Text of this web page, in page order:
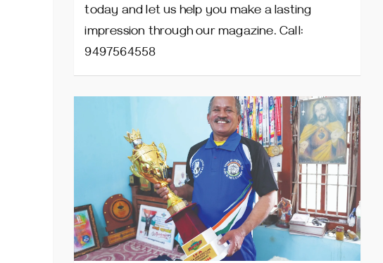
today and let us help you make a lasting
impression through our magazine. Call:
9497564558